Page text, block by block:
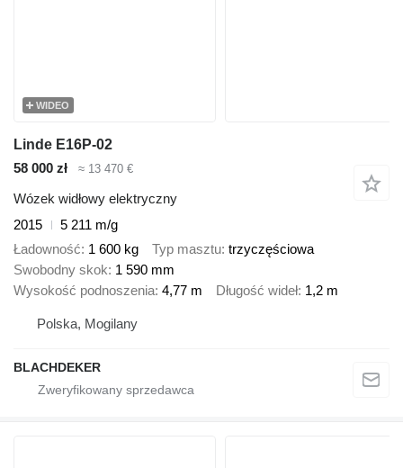
WIDEO
Linde E16P-02
58 000 zł
≈ 13 470 €
Wózek widłowy elektryczny
2015
5 211 m/g
Ładowność 1 600 kg Typ masztu trzyczęściowa
Swobodny skok 1 590 mm
Wysokość podnoszenia 4,77 m Długość wideł 1,2 m
Polska, Mogilany
BLACHDEKER